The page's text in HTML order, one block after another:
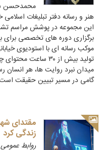
محمدحسن
هنر و رسانه دفتر تبلیغات
این مجموعه در پوشش مراسم
موکب رسانه ای با استودیوی
تولید بیش از ۳۰
میدان نبرد روایت ها، هر
گامی در مسیر تبیین حقیقت
مقتدای
زندگی کرد
روابط